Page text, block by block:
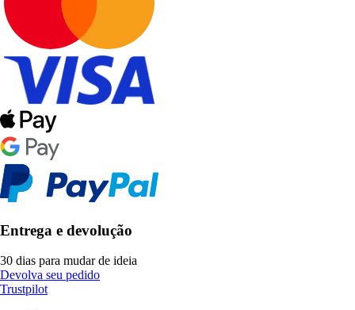
Entrega e devolução
30 dias para mudar de ideia
Devolva seu pedido
Trustpilot